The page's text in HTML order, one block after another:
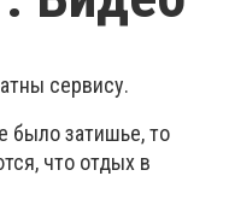
сервису.
было затишье, то
что отдых в